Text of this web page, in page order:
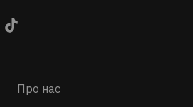
Про нас